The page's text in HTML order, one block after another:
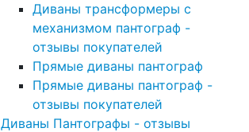
Диваны трансформеры с
механизмом пантограф -
отзывы покупателей
Прямые диваны пантограф
Прямые диваны пантограф -
отзывы покупателей
Диваны Пантографы - отзывы